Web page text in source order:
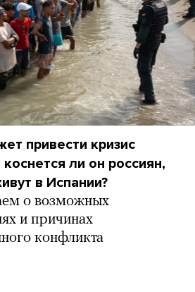
привести кризис
ли он россиян,
в Испании?
о возможных
и причинах
конфликта